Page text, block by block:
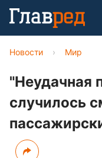
Новости › Мир
"Неудачная
случилось